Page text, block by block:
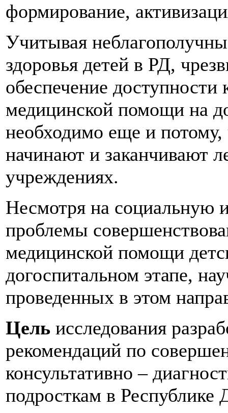
формирование,
Учитывая
здоровья детей в РД,
обеспечение
медицинской помощи на
необходимо еще и
начинают и заканчивают
учреждениях.
Несмотря на социальную
проблемы
медицинской помощи
догоспитальном этапе,
проведенных в этом
Цель исследования
рекомендаций по
консультативно –
подросткам в Республике